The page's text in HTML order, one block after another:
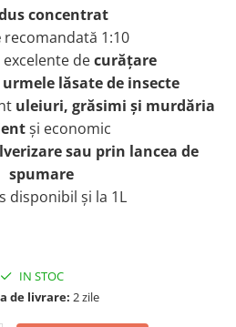
concentrat
recomandată 1:10
decurățare
lăsate de insecte
uleiuri, grăsimi și murdăria
și economic
sau prin lancea de
spumare
disponibil și la 1L
IN STOC
de livrare: 2 zile